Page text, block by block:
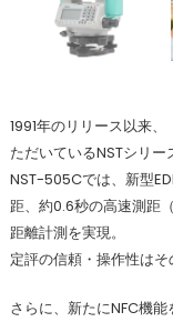
1991年のリリース以来
ただいているNSTシリー
NST-505Cでは、新型
距、約0.6秒の高速測距
距離計測を実現。
定評の信頼・操作性はそ
さらに、新たにNFC機